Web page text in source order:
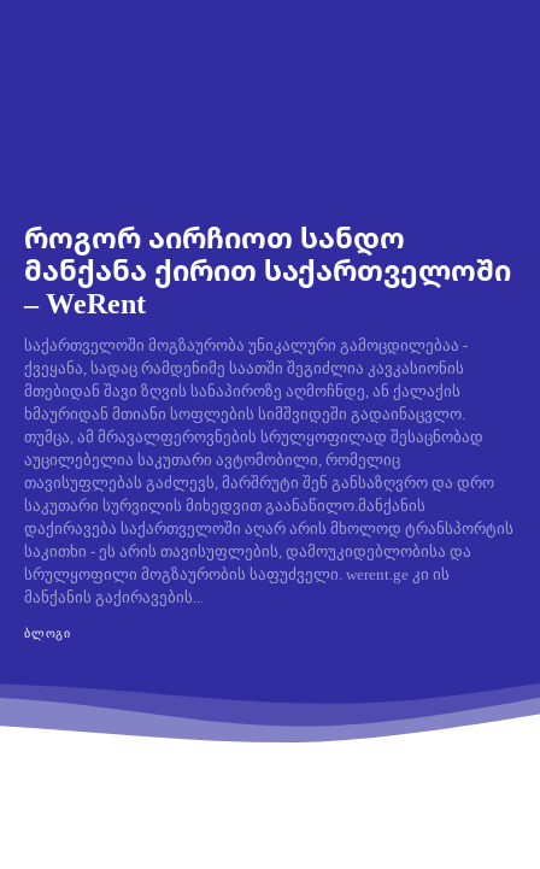
როგორ აირჩიოთ სანდო
მანქანა ქირით საქართველოში
– WeRent
საქართველოში მოგზაურობა უნიკალური გამოცდილებაა -
ქვეყანა, სადაც რამდენიმე საათში შეგიძლია კავკასიონის
მთებიდან შავი ზღვის სანაპიროზე აღმოჩნდე, ან ქალაქის
ხმაურიდან მთიანი სოფლების სიმშვიდეში გადაინაცვლო.
თუმცა, ამ მრავალფეროვნების სრულყოფილად შესაცნობად
აუცილებელია საკუთარი ავტომობილი, რომელიც
თავისუფლებას გაძლევს, მარშრუტი შენ განსაზღვრო და დრო
საკუთარი სურვილის მიხედვით გაანაწილო.მანქანის
დაქირავება საქართველოში აღარ არის მხოლოდ ტრანსპორტის
საკითხი - ეს არის თავისუფლების, დამოუკიდებლობისა და
სრულყოფილი მოგზაურობის საფუძველი. werent.ge კი ის
მანქანის გაქირავების...
ᲑᲚᲝᲒᲘ